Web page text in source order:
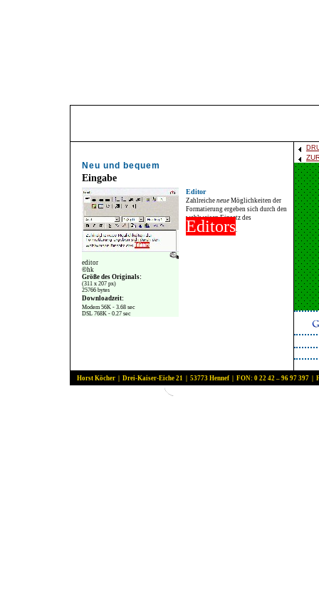
Neu und bequem
Eingabe
editor
©hk
Größe des Originals:
(311 x 207 px)
25766 bytes
Downloadzeit:
Modem 56K - 3.68 sec
DSL 768K - 0.27 sec
Editor
Zahlreiche neue Möglichkeiten der
Formatierung ergeben sich durch den
wahlweisen Einsatz des
Editors.
Horst Köcher | Drei-Kaiser-Eiche 21 | 53773 Hennef | FON: 0 22 42 – 96 97 397 |